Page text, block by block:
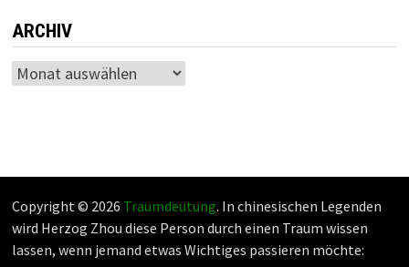
ARCHIV
Archiv
Copyright © 2026 Traumdeutung. In chinesischen Legenden
wird Herzog Zhou diese Person durch einen Traum wissen
lassen, wenn jemand etwas Wichtiges passieren möchte: